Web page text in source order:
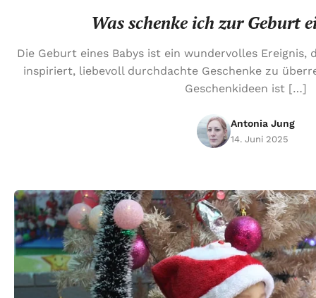
Was schenke ich zur Geburt
Die Geburt eines Babys ist ein wundervolles Ereignis,
inspiriert, liebevoll durchdachte Geschenke zu
Geschenkideen ist […]
Antonia Jung
14. Juni 2025